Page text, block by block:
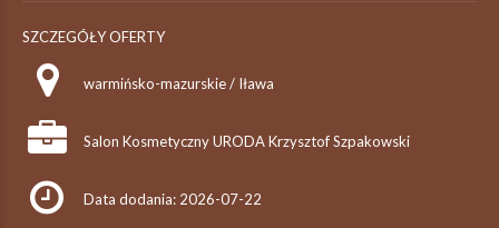
SZCZEGÓŁY OFERTY
warmińsko-mazurskie / Iława
Salon Kosmetyczny URODA Krzysztof Szpakowski
Data dodania: 2026-07-22